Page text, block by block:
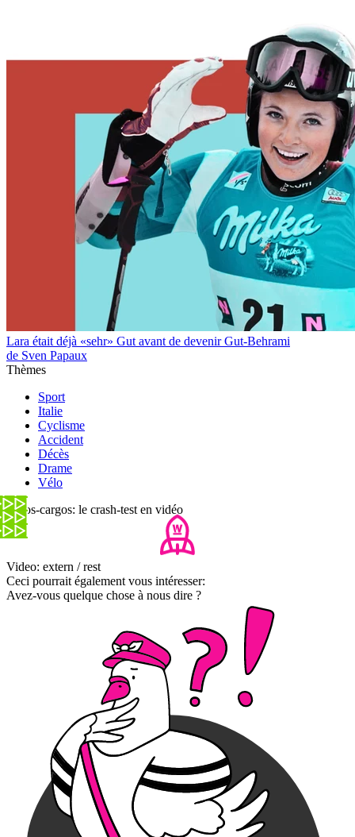
Lara était déjà «sehr» Gut avant de devenir Gut-Behrami
de Sven Papaux
Thèmes
Sport
Italie
Cyclisme
Accident
Décès
Drame
Vélo
Vélos-cargos: le crash-test en vidéo
Video: extern / rest
Ceci pourrait également vous intéresser:
Avez-vous quelque chose à nous dire ?